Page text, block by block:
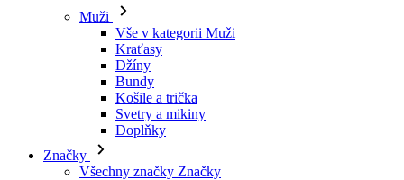
Muži
Vše v kategorii Muži
Kraťasy
Džíny
Bundy
Košile a trička
Svetry a mikiny
Doplňky
Značky
Všechny značky Značky